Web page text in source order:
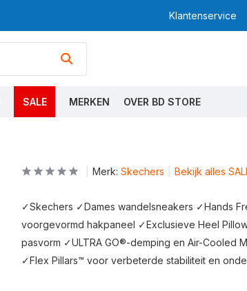
Klantenservice
SALE MERKEN OVER BD STORE
Merk: Skechers Bekijk alles
✓Skechers ✓Dames wandelsneakers ✓Hands
voorgevormd hakpaneel ✓Exclusieve Heel
pasvorm ✓ULTRA GO®-demping en Air-Cooled
✓Flex Pillars™ voor verbeterde stabiliteit en